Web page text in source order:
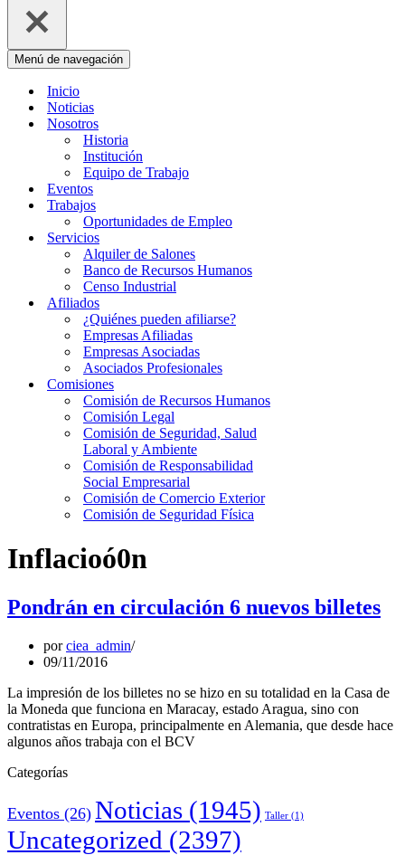
Menú de navegación
Inicio
Noticias
Nosotros
Historia
Institución
Equipo de Trabajo
Eventos
Trabajos
Oportunidades de Empleo
Servicios
Alquiler de Salones
Banco de Recursos Humanos
Censo Industrial
Afiliados
¿Quiénes pueden afiliarse?
Empresas Afiliadas
Empresas Asociadas
Asociados Profesionales
Comisiones
Comisión de Recursos Humanos
Comisión Legal
Comisión de Seguridad, Salud
Laboral y Ambiente
Comisión de Responsabilidad
Social Empresarial
Comisión de Comercio Exterior
Comisión de Seguridad Física
Inflacioó0n
Pondrán en circulación 6 nuevos billetes
porciea_admin
09/11/2016
La impresión de los billetes no se hizo en su totalidad en la Casa de
la Moneda que funciona en Maracay, estado Aragua, sino con
contratistas en Europa, principalmente en Alemania, que desde hace
algunos años trabaja con el BCV
Categorías
Eventos (26) Noticias (1945) Taller (1)
Uncategorized (2397)